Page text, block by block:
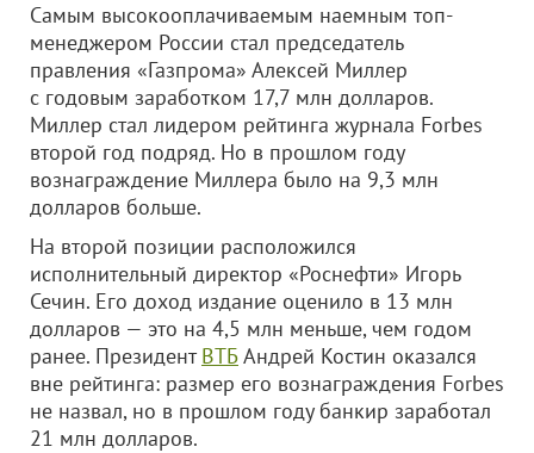
Самым высокооплачиваемым наемным топ-
менеджером России стал председатель
правления «Газпрома» Алексей Миллер
с годовым заработком 17,7 млн долларов.
Миллер стал лидером рейтинга журнала Forbes
второй год подряд. Но в прошлом году
вознаграждение Миллера было на 9,3 млн
долларов больше.
На второй позиции расположился
исполнительный директор «Роснефти» Игорь
Сечин. Его доход издание оценило в 13 млн
долларов — это на 4,5 млн меньше, чем годом
ранее. ПрезидентВТБАндрей Костин оказался
вне рейтинга: размер его вознаграждения Forbes
не назвал, но в прошлом году банкир заработал
21 млн долларов.